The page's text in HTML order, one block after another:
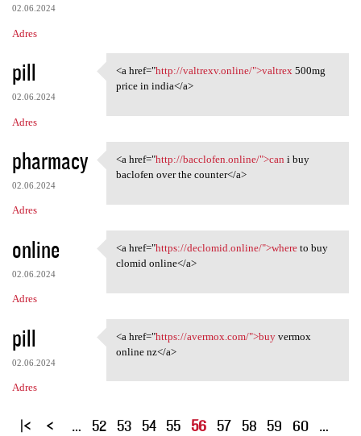
02.06.2024
Adres
pill
02.06.2024
Adres
<a href="http://valtrexv
<a href="http://valtrexv.online/">valtrex500mg
price in india</a>
pharmacy
02.06.2024
Adres
<a href="http://bacclofen
<a href="http://bacclofen.online/">can i buy
baclofen over the counter</a>
online
02.06.2024
Adres
<a href="https://declomid
<a href="https://declomid.online/">whereto buy
clomid online</a>
pill
02.06.2024
Adres
<a href="https://avermox.com/
<a href="https://avermox.com/">buyvermox
online nz</a>
S
… 52 53 54 55 56 57 58 59 60 …